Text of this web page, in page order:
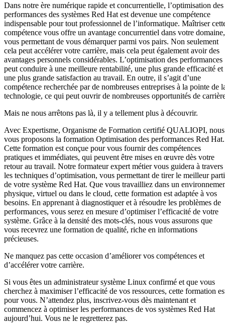
Dans notre ère numérique rapide et concurrentielle, l’optimisation des
performances des systèmes Red Hat est devenue une compétence
indispensable pour tout professionnel de l’informatique. Maîtriser
compétence vous offre un avantage concurrentiel dans votre domaine,
vous permettant de vous démarquer parmi vos pairs. Non seulement
cela peut accélérer votre carrière, mais cela peut également avoir des
avantages personnels considérables. L’optimisation des performances
peut conduire à une meilleure rentabilité, une plus grande efficacité et
une plus grande satisfaction au travail. En outre, il s’agit d’une
compétence recherchée par de nombreuses entreprises à la pointe de
technologie, ce qui peut ouvrir de nombreuses opportunités de
Mais ne nous arrêtons pas là, il y a tellement plus à découvrir.
Avec Expertisme, Organisme de Formation certifié QUALIOPI, nous
vous proposons la formation Optimisation des performances Red Hat.
Cette formation est conçue pour vous fournir des compétences
pratiques et immédiates, qui peuvent être mises en œuvre dès votre
retour au travail. Notre formateur expert métier vous guidera à travers
les techniques d’optimisation, vous permettant de tirer le meilleur parti
de votre système Red Hat. Que vous travailliez dans un
physique, virtuel ou dans le cloud, cette formation est adaptée à vos
besoins. En apprenant à diagnostiquer et à résoudre les problèmes de
performances, vous serez en mesure d’optimiser l’efficacité de votre
système. Grâce à la densité des mots-clés, nous vous assurons que
vous recevrez une formation de qualité, riche en informations
précieuses.
Ne manquez pas cette occasion d’améliorer vos compétences et
d’accélérer votre carrière.
Si vous êtes un administrateur système Linux confirmé et que vous
cherchez à maximiser l’efficacité de vos ressources, cette formation
pour vous. N’attendez plus, inscrivez-vous dès maintenant et
commencez à optimiser les performances de vos systèmes Red Hat
aujourd’hui. Vous ne le regretterez pas.